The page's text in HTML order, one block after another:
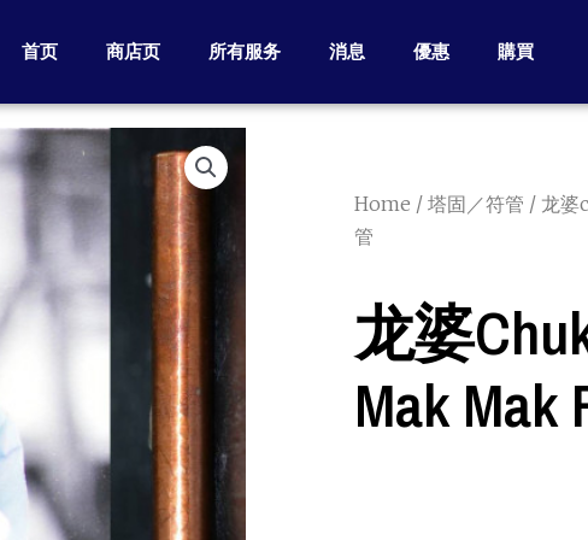
首页 商店页 所有服务 消息 優惠 購買
Home / 塔固／符管 / 龙
管
龙婆
Mak